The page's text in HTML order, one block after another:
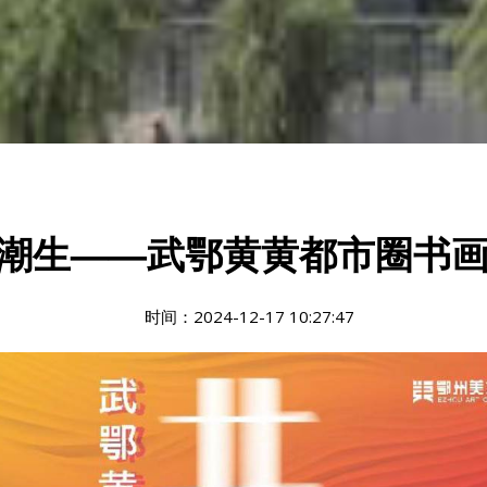
生——武鄂黄黄都市圈书
时间：2024-12-17 10:27:47